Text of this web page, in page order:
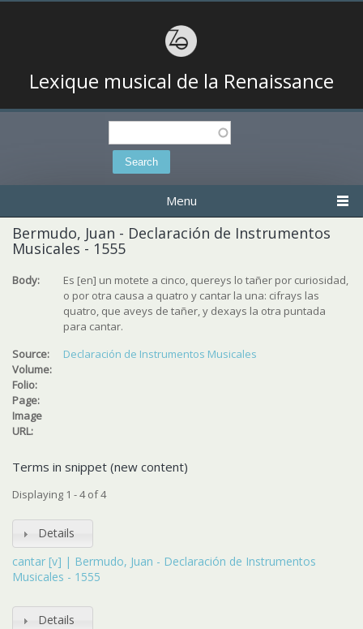
Lexique musical de la Renaissance
Search
Menu
Bermudo, Juan - Declaración de Instrumentos
Musicales - 1555
Body:
Es [en] un motete a cinco, quereys lo tañer por curiosidad,
o por otra causa a quatro y cantar la una: cifrays las
quatro, que aveys de tañer, y dexays la otra puntada
para cantar.
Source:
Declaración de Instrumentos Musicales
Volume:
Folio:
Page:
Image
URL:
Terms in snippet (new content)
Displaying 1 - 4 of 4
Details
cantar [v] | Bermudo, Juan - Declaración de Instrumentos
Musicales - 1555
Details